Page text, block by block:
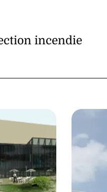
incendie